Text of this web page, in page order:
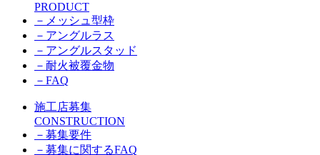
PRODUCT
－ メッシュ型枠
－ アングルラス
－ アングルスタッド
－ 耐火被覆金物
－ FAQ
施工店募集
CONSTRUCTION
－ 募集要件
－ 募集に関するFAQ